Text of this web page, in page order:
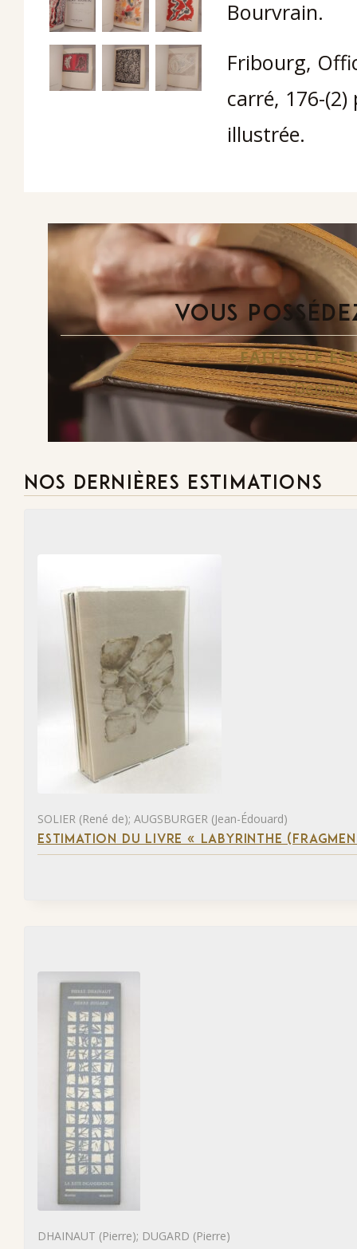
Bourvrain.
Fribourg,
carré, 176-
illustrée.
VOUS
FAITES-LE
NOS DERNIÈRES ESTIMATIONS
SOLIER (René de); AUGSBURGER (Jean-Édouard)
ESTIMATION DU LIVRE « LABYRINTHE
DHAINAUT (Pierre); DUGARD (Pierre)